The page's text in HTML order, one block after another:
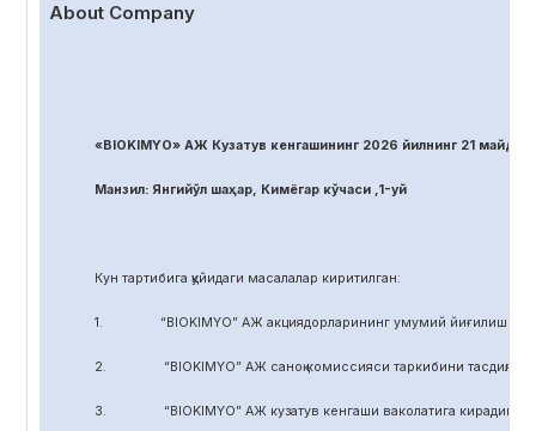
About Company
«BIOKIMYO» АЖ Кузатув кенгашининг 2026 йилнинг 21
Манзил: Янгийўл шаҳар, Кимёгар кўчаси ,1-уй
Кун тартибига қуйидаги масалалар киритилган:
1. “BIOKIMYO” АЖ акциядорларининг умумий йиғилиши
2. “BIOKIMYO” АЖ саноқ комиссияси таркибини тасдиқлаш.
3. “BIOKIMYO” АЖ кузатув кенгаши ваколатига кирадиган